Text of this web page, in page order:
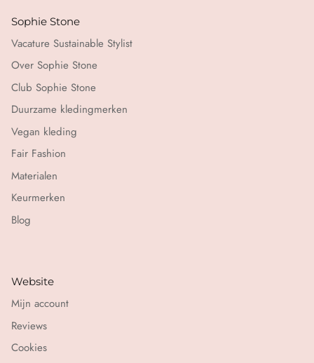
Sophie Stone
Vacature Sustainable Stylist
Over Sophie Stone
Club Sophie Stone
Duurzame kledingmerken
Vegan kleding
Fair Fashion
Materialen
Keurmerken
Blog
Website
Mijn account
Reviews
Cookies